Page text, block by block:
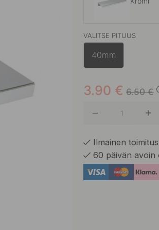
Valkoinen
VALITSE PITUUS
40mm
6.50€
3.90 €
Ilmainen
60 päivän avoin